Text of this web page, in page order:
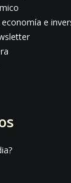
e